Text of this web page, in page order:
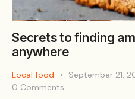
Secrets to finding
anywhere
Local food September 21,
0 Comments